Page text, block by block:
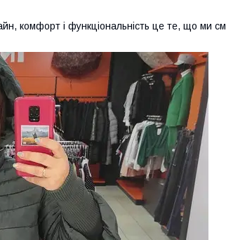
комфорт і функціональність це те, що ми